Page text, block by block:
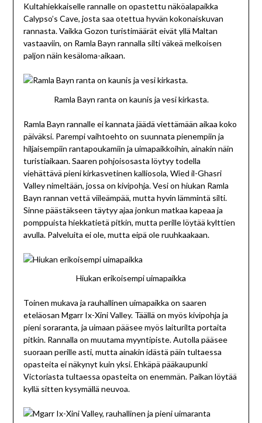
Kultahiekkaiselle rannalle on opastettu näköalapaikka
Calypso’s Cave, josta saa otettua hyvän kokonaiskuvan
rannasta. Vaikka Gozon turistimäärät eivät yllä Maltan
vastaaviin, on Ramla Bayn rannalla silti väkeä melkoisen
paljon näin kesäloma-aikaan.
Ramla Bayn ranta on kaunis ja vesi kirkasta.
Ramla Bayn rannalle ei kannata jäädä viettämään aikaa koko
päiväksi. Parempi vaihtoehto on suunnata pienempiin ja
hiljaisempiin rantapoukamiin ja uimapaikkoihin, ainakin näin
turistiaikaan. Saaren pohjoisosasta löytyy todella
viehättävä pieni kirkasvetinen kalliosola, Wied il-Ghasri
Valley nimeltään, jossa on kivipohja. Vesi on hiukan Ramla
Bayn rannan vettä viileämpää, mutta hyvin lämmintä silti.
Sinne päästäkseen täytyy ajaa jonkun matkaa kapeaa ja
pomppuista hiekkatietä pitkin, mutta perille löytää kylttien
avulla. Palveluita ei ole, mutta eipä ole ruuhkaakaan.
Hiukan erikoisempi uimapaikka
Toinen mukava ja rauhallinen uimapaikka on saaren
eteläosan Mgarr Ix-Xini Valley. Täällä on myös kivipohja ja
pieni soraranta, ja uimaan pääsee myös laiturilta portaita
pitkin. Rannalla on muutama myyntipiste. Autolla pääsee
suoraan perille asti, mutta ainakin idästä päin tultaessa
opasteita ei näkynyt kuin yksi. Ehkäpä pääkaupunki
Victoriasta tultaessa opasteita on enemmän. Paikan löytää
kyllä sitten kysymällä neuvoa.